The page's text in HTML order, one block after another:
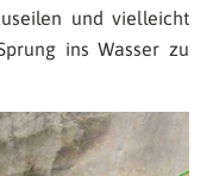
und vielleicht
ins Wasser zu